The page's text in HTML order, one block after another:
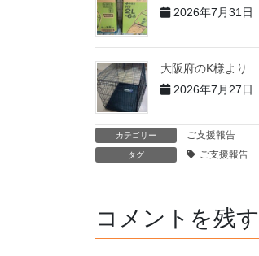
2026年7月31日
大阪府のK様より
2026年7月27日
カテゴリー ご支援報告
タグ ご支援報告
コメントを残す